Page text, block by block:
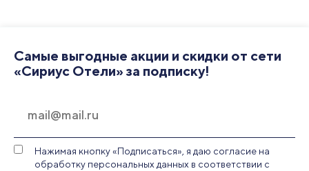
Самые выгодные акции и скидки от сети
«Сириус Отели» за подписку!
Нажимая кнопку «Подписаться», я даю согласие на
обработку персональных данных в соответствии с